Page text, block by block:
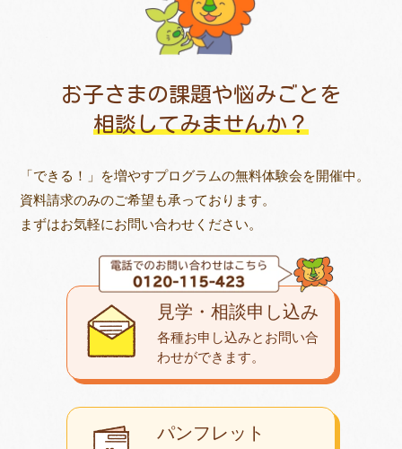
お子さまの課題や悩みごとを
相談してみませんか？
「できる！」を増やすプログラムの無料体験会を開催中。
資料請求のみのご希望も承っております。
まずはお気軽にお問い合わせください。
パンフレット
見学・相談申し込み
各種お申し込みとお問い合
わせができます。